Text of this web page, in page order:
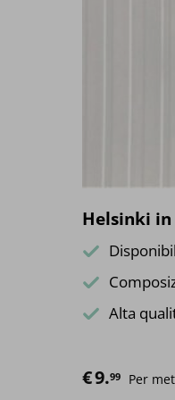
Helsinki
Alta
€9.99 Per